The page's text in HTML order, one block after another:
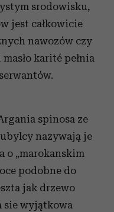
srodowisku,
jest całkowicie
nawozów czy
karité pełnia
spinosa ze
nazywają je
o „marokanskim
podobne do
jak drzewo
sie wyjątkowa